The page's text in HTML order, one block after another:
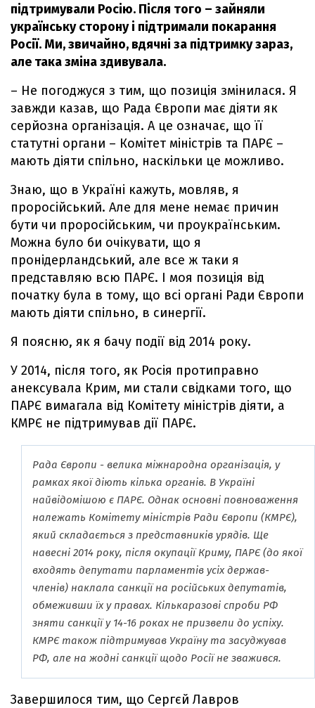
підтримували Росію. Після того – зайняли
українську сторону і підтримали покарання
Росії. Ми, звичайно, вдячні за підтримку зараз,
але така зміна здивувала.
– Не погоджуся з тим, що позиція змінилася. Я
завжди казав, що Рада Європи має діяти як
серйозна організація. А це означає, що її
статутні органи – Комітет міністрів та ПАРЄ –
мають діяти спільно, наскільки це можливо.
Знаю, що в Україні кажуть, мовляв, я
проросійський. Але для мене немає причин
бути чи проросійським, чи проукраїнським.
Можна було би очікувати, що я
пронідерландський, але все ж таки я
представляю всю ПАРЄ. І моя позиція від
початку була в тому, що всі органі Ради Європи
мають діяти спільно, в синергії.
Я поясню, як я бачу події від 2014 року.
У 2014, після того, як Росія протиправно
анексувала Крим, ми стали свідками того, що
ПАРЄ вимагала від Комітету міністрів діяти, а
КМРЄ не підтримував дії ПАРЄ.
Рада Європи - велика міжнародна організація, у
рамках якої діють кілька органів. В Україні
найвідомішою є ПАРЄ. Однак основні повноваження
належать Комітету міністрів Ради Європи (КМРЄ),
який складається з представників урядів. Ще
навесні 2014 року, після окупації Криму, ПАРЄ (до якої
входять депутати парламентів усіх держав-
членів) наклала санкції на російських депутатів,
обмеживши їх у правах. Кількаразові спроби РФ
зняти санкції у 14-16 роках не призвели до успіху.
КМРЄ також підтримував Україну та засуджував
РФ, але на жодні санкції щодо Росії не зважився.
Завершилося тим, що Сергєй Лавров